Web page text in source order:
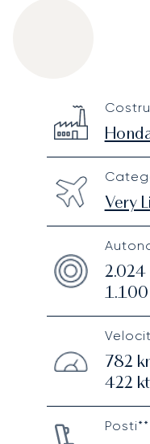
Technical
Very
2.024
1.100
782
422
Posti**